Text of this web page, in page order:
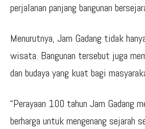
perjalanan panjang bangunan
Menurutnya, Jam Gadang tidak
wisata. Bangunan tersebut juga
dan budaya yang kuat bagi
“Perayaan 100 tahun Jam Gadang
berharga untuk mengenang sejarah